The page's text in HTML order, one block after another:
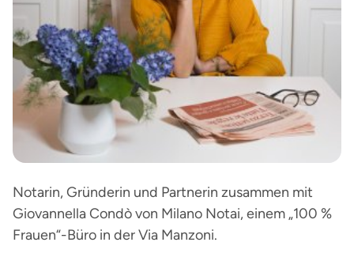
Notarin, Gründerin und Partnerin zusammen mit
Giovannella Condò von Milano Notai, einem „100 %
Frauen“-Büro in der Via Manzoni.